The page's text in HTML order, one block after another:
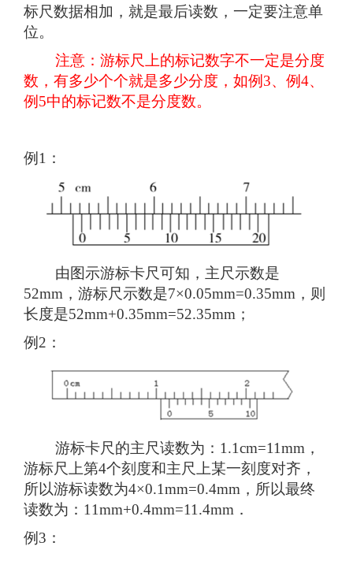
标尺数据相加，就是最后读数，一定要注意单
位。
注意：游标尺上的标记数字不一定是分度
数，有多少个个就是多少分度，如例3、例4、
例5中的标记数不是分度数。
例1：
由图示游标卡尺可知，主尺示数是
52mm，游标尺示数是7×0.05mm=0.35mm，则
长度是52mm+0.35mm=52.35mm；
例2：
游标卡尺的主尺读数为：1.1cm=11mm，
游标尺上第4个刻度和主尺上某一刻度对齐，
所以游标读数为4×0.1mm=0.4mm，所以最终
读数为：11mm+0.4mm=11.4mm．
例3：